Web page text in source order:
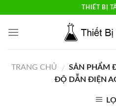
content
THIẾT BỊ
TRANG CHỦ / SẢN PHẨM
ĐỘ DẪN ĐIỆN